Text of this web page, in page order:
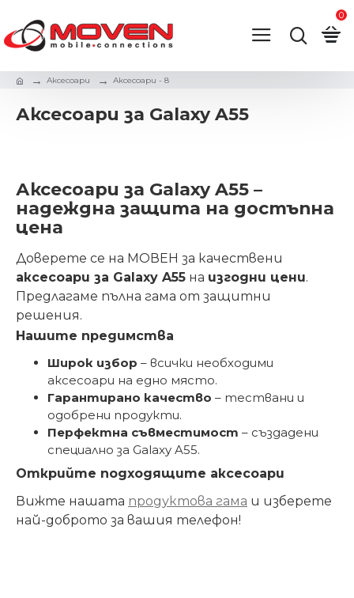
0
Аксесоари Аксесоари - 8
Аксесоари за Galaxy A55
Аксесоари за Galaxy A55 –
надеждна защита на достъпна
цена
Доверете се на МОВЕН за качествени
аксесоари за Galaxy A55 на изгодни цени.
Предлагаме пълна гама от защитни
решения.
Нашите предимства
Широк избор – всички необходими
аксесоари на едно място.
Гарантирано качество – тествани и
одобрени продукти.
Перфектна съвместимост – създадени
специално за Galaxy A55.
Открийте подходящите аксесоари
Вижте нашата продуктова гама и изберете
най-доброто за вашия телефон!